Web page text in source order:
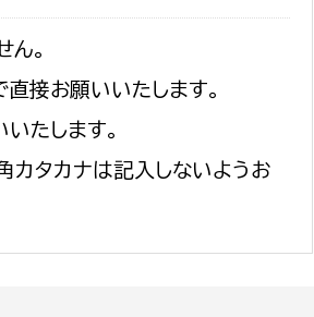
。
接お願いいたします。
たします。
タカナは記入しないようお